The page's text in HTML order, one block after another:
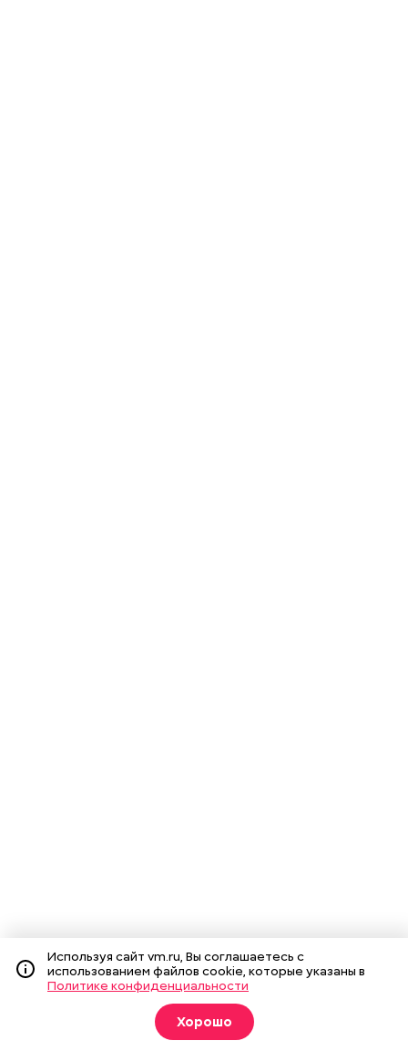
Используя сайт vm.ru, Вы соглашаетесь с
использованием файлов cookie, которые указаны в
Политике конфиденциальности
Хорошо